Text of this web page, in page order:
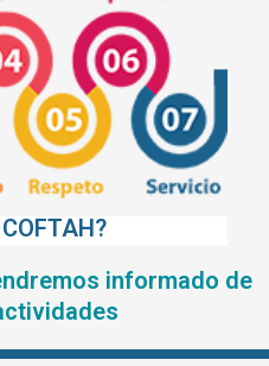
informado de